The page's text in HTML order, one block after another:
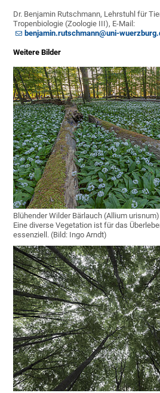
Dr. Benjamin Rutschmann, Lehrstuhl für
Tropenbiologie (Zoologie III), E-Mail:
benjamin.rutschmann@uni-
Weitere Bilder
Blühender Wilder Bärlauch (Allium
Eine diverse Vegetation ist für das
essenziell. (Bild: Ingo Arndt)